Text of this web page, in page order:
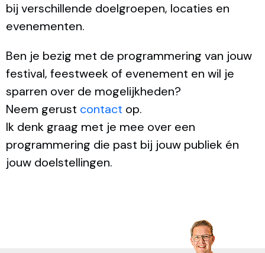
bij verschillende doelgroepen, locaties en
evenementen.
Ben je bezig met de programmering van jouw
festival, feestweek of evenement en wil je
sparren over de mogelijkheden?
Neem gerust contact op.
Ik denk graag met je mee over een
programmering die past bij jouw publiek én
jouw doelstellingen.